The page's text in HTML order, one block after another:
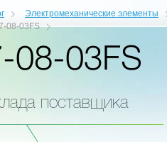
Электромеханические элементы
08-03FS
08-03FS
поставщика